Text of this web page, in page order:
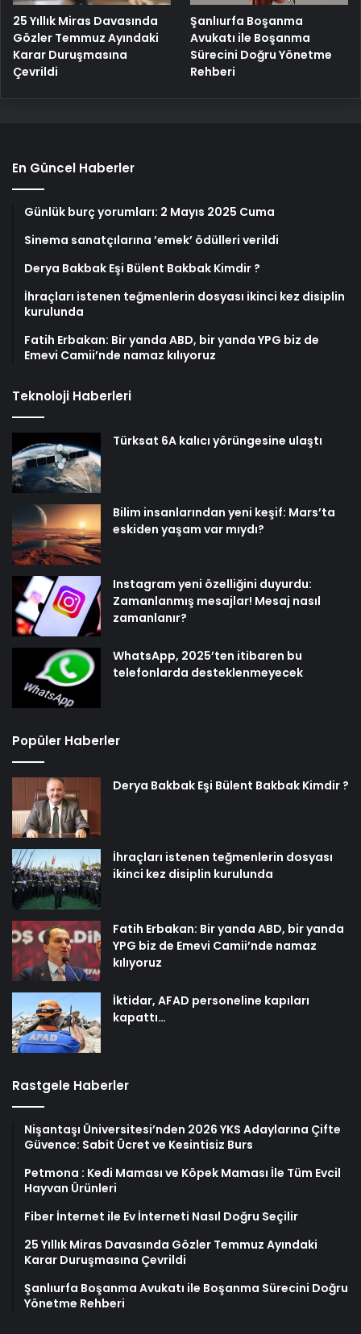
25 Yıllık Miras Davasında
Gözler Temmuz Ayındaki
Karar Duruşmasına
Çevrildi
Şanlıurfa Boşanma
Avukatı ile Boşanma
Sürecini Doğru Yönetme
Rehberi
En Güncel Haberler
Günlük burç yorumları: 2 Mayıs 2025 Cuma
Sinema sanatçılarına ’emek’ ödülleri verildi
Derya Bakbak Eşi Bülent Bakbak Kimdir ?
İhraçları istenen teğmenlerin dosyası ikinci kez disiplin
kurulunda
Fatih Erbakan: Bir yanda ABD, bir yanda YPG biz de
Emevi Camii’nde namaz kılıyoruz
Teknoloji Haberleri
Türksat 6A kalıcı yörüngesine ulaştı
Bilim insanlarından yeni keşif: Mars’ta
eskiden yaşam var mıydı?
Instagram yeni özelliğini duyurdu:
Zamanlanmış mesajlar! Mesaj nasıl
zamanlanır?
WhatsApp, 2025’ten itibaren bu
telefonlarda desteklenmeyecek
Popüler Haberler
Derya Bakbak Eşi Bülent Bakbak Kimdir ?
İhraçları istenen teğmenlerin dosyası
ikinci kez disiplin kurulunda
Fatih Erbakan: Bir yanda ABD, bir yanda
YPG biz de Emevi Camii’nde namaz
kılıyoruz
İktidar, AFAD personeline kapıları
kapattı…
Rastgele Haberler
Nişantaşı Üniversitesi’nden 2026 YKS Adaylarına Çifte
Güvence: Sabit Ücret ve Kesintisiz Burs
Petmona : Kedi Maması ve Köpek Maması İle Tüm Evcil
Hayvan Ürünleri
Fiber İnternet ile Ev İnterneti Nasıl Doğru Seçilir
25 Yıllık Miras Davasında Gözler Temmuz Ayındaki
Karar Duruşmasına Çevrildi
Şanlıurfa Boşanma Avukatı ile Boşanma Sürecini Doğru
Yönetme Rehberi